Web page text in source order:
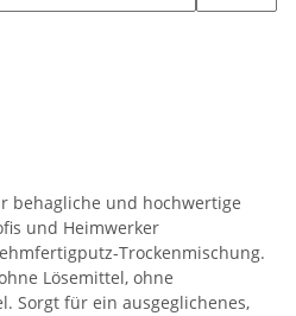
behagliche und hochwertige
und Heimwerker
Trockenmischung.
Lösemittel, ohne
Sorgt für ein ausgeglichenes,